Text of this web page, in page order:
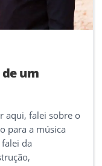
um
aqui, falei sobre o
para a música
da